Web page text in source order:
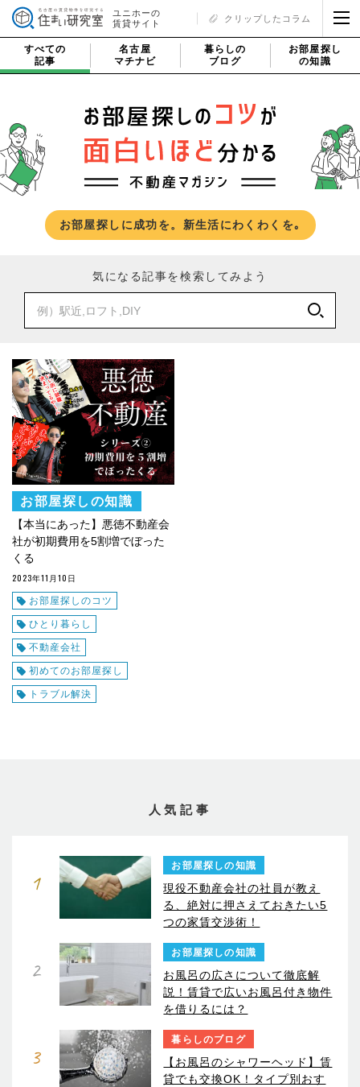
ユニホーの
賃貸サイト
クリップしたコラム
すべての
記事
名古屋
マチナビ
暮らしの
ブログ
お部屋探し
の知識
お部屋探しに成功を。新生活にわくわくを｡
気になる記事を検索してみよう
お部屋探しの知識
【本当にあった】悪徳不動産会
社が初期費用を5割増でぼった
くる
2023年11月10日
お部屋探しのコツ
ひとり暮らし
不動産会社
初めてのお部屋探し
トラブル解決
人気記事
1
お部屋探しの知識
現役不動産会社の社員が教え
る、絶対に押さえておきたい5
つの家賃交渉術！
2
お部屋探しの知識
お風呂の広さについて徹底解
説！賃貸で広いお風呂付き物件
を借りるには？
3
暮らしのブログ
【お風呂のシャワーヘッド】賃
貸でも交換OK！タイプ別おす